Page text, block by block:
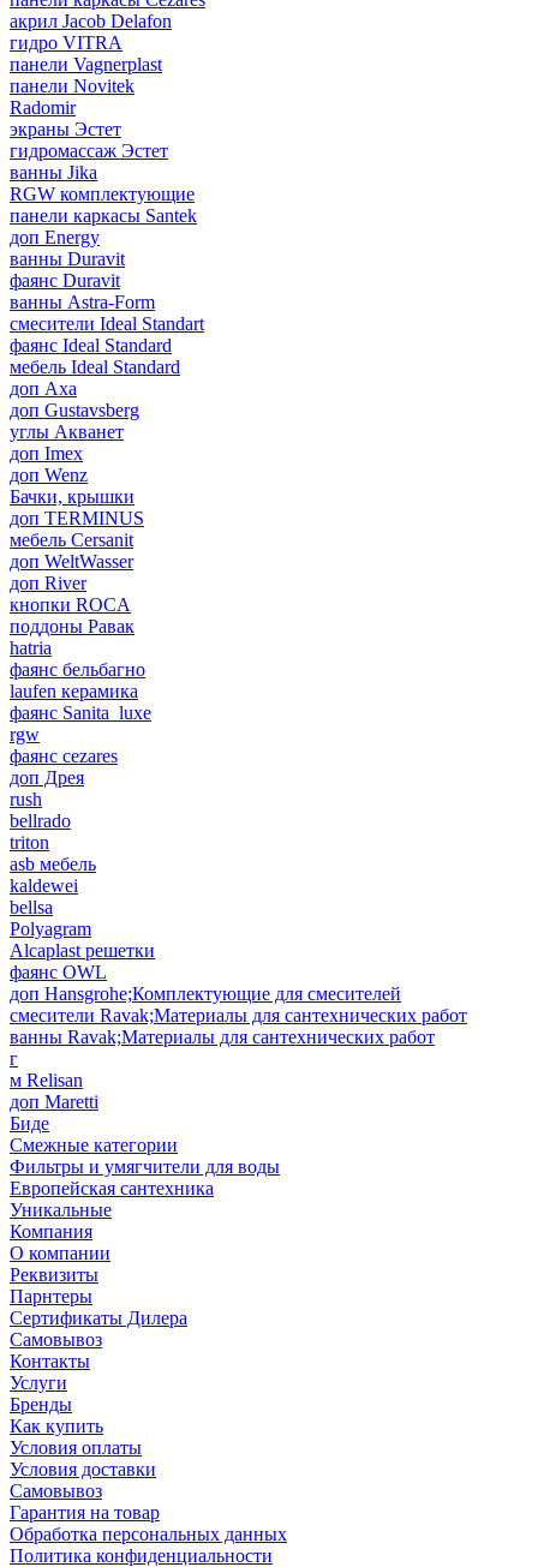
акрил Jacob Delafon
гидро VITRA
панели Vagnerplast
панели Novitek
Radomir
экраны Эстет
гидромассаж Эстет
ванны Jika
RGW комплектующие
панели каркасы Santek
доп Energy
ванны Duravit
фаянс Duravit
ванны Astra-Form
смесители Ideal Standart
фаянс Ideal Standard
мебель Ideal Standard
доп Axa
доп Gustavsberg
углы Акванет
доп Imex
доп Wenz
Бачки, крышки
доп TERMINUS
мебель Cersanit
доп WeltWasser
доп River
кнопки ROCA
поддоны Равак
hatria
фаянс бельбагно
laufen керамика
фаянс Sanita_luxe
rgw
фаянс cezares
доп Дрея
rush
bellrado
triton
asb мебель
kaldewei
bellsa
Polyagram
Alcaplast решетки
фаянс OWL
доп Hansgrohe;Комплектующие для смесителей
смесители Ravak;Материалы для сантехнических работ
ванны Ravak;Материалы для сантехнических работ
г
м Relisan
доп Maretti
Биде
Смежные категории
Фильтры и умягчители для воды
Европейская сантехника
Уникальные
Компания
О компании
Реквизиты
Парнтеры
Сертификаты Дилера
Самовывоз
Контакты
Услуги
Бренды
Как купить
Условия оплаты
Условия доставки
Самовывоз
Гарантия на товар
Обработка персональных данных
Политика конфиденциальности